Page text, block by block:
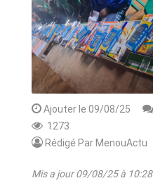
PLUS
Ajouter le 09/08/25
1273
Rédigé Par MenouActu
Mis a jour 09/08/25 à 10:28